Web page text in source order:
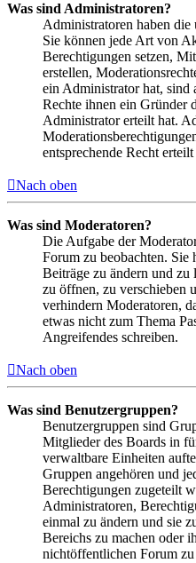
Was sind Administratoren?
Administratoren haben die
Sie können jede Art von
Berechtigungen setzen,
erstellen,
ein Administrator hat, sind
Rechte ihnen ein Gründer
Administrator erteilt hat.
entsprechende Recht
Nach oben
Was sind Moderatoren?
Die Aufgabe der
Forum zu beobachten. Sie
Beiträge zu ändern und zu
zu öffnen, zu verschieben
verhindern Moderatoren,
etwas nicht zum Thema
Angreifendes schreiben.
Nach oben
Was sind Benutzergruppen?
Benutzergruppen sind
Mitglieder des Boards in
verwaltbare Einheiten
Gruppen angehören und
Berechtigungen zugeteilt
Administratoren,
einmal zu ändern und sie
Bereichs zu machen oder
nichtöffentlichen Forum zu